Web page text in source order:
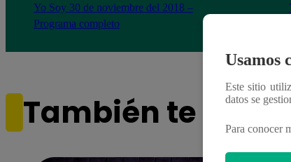
Yo Soy 30 de noviembre del 2018 –
Programa completo
También te
Usamos
Este sitio
datos se
Para conocer